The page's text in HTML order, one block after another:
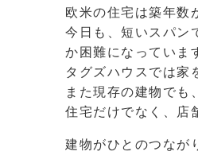
欧米の住宅は築年数
今日も、短いスパン
か困難になっていま
タグズハウスでは家
また現存の建物でも
住宅だけでなく、店
建物がひとのつなが